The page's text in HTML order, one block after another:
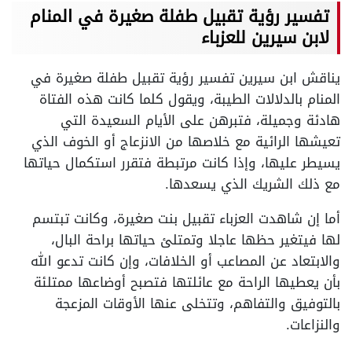
تفسير رؤية تقبيل طفلة صغيرة في المنام
لابن سيرين للعزباء
يناقش ابن سيرين تفسير رؤية تقبيل طفلة صغيرة في
المنام بالدلالات الطيبة، ويقول كلما كانت هذه الفتاة
هادئة وجميلة، فتبرهن على الأيام السعيدة التي
تعيشها الرائية مع خلاصها من الانزعاج أو الخوف الذي
يسيطر عليها، وإذا كانت مرتبطة فتقرر استكمال حياتها
مع ذلك الشريك الذي يسعدها.
أما إن شاهدت العزباء تقبيل بنت صغيرة، وكانت تبتسم
لها فيتغير حظها عاجلا وتمتلئ حياتها براحة البال،
والابتعاد عن المصاعب أو الخلافات، وإن كانت تدعو الله
بأن يعطيها الراحة مع عائلتها فتصبح أوضاعها ممتلئة
بالتوفيق والتفاهم، وتتخلى عنها الأوقات المزعجة
والنزاعات.